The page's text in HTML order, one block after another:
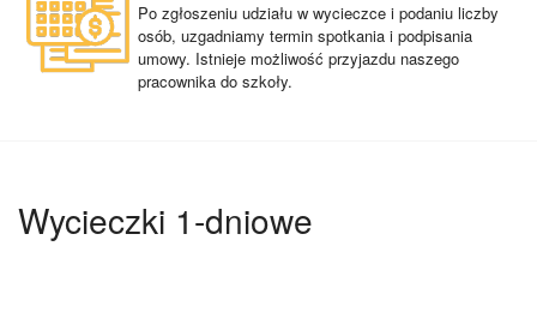
Po zgłoszeniu udziału w wycieczce i podaniu liczby
osób, uzgadniamy termin spotkania i podpisania
umowy. Istnieje możliwość przyjazdu naszego
pracownika do szkoły.
Wycieczki 1-dniowe